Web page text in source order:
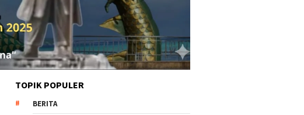
TOPIK POPULER
BERITA